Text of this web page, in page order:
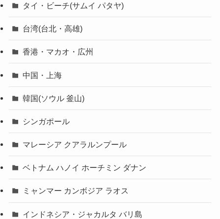
タイ・ビーチ(サムイ パタヤ)
台湾(台北・高雄)
香港・マカオ・広州
中国・上海
韓国(ソウル 釜山)
シンガポール
マレーシア クアラルンプール
ベトナム ハノイ ホーチミン ダナン
ミャンマー カンボジア ラオス
インドネシア・ジャカルタ バリ島